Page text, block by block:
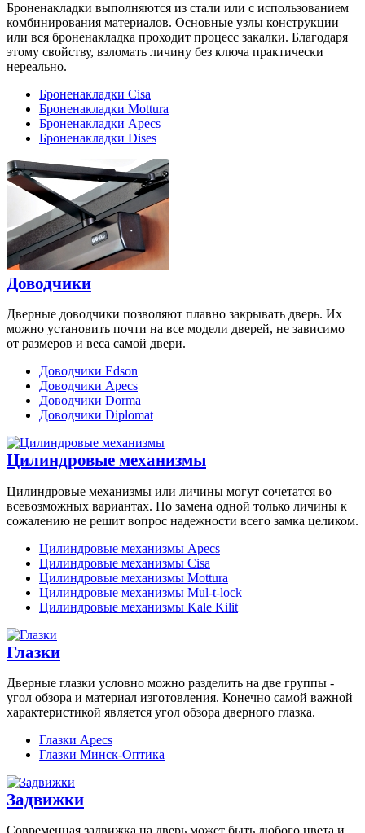
Броненакладки выполняются из стали или с использованием
комбинирования материалов. Основные узлы конструкции
или вся броненакладка проходит процесс закалки. Благодаря
этому свойству, взломать личину без ключа практически
нереально.
Броненакладки Cisa
Броненакладки Mottura
Броненакладки Apecs
Броненакладки Dises
Доводчики
Дверные доводчики позволяют плавно закрывать дверь. Их
можно установить почти на все модели дверей, не зависимо
от размеров и веса самой двери.
Доводчики Edson
Доводчики Apecs
Доводчики Dorma
Доводчики Diplomat
Цилиндровые механизмы
Цилиндровые механизмы или личины могут сочетатся во
всевозможных вариантах. Но замена одной только личины к
сожалению не решит вопрос надежности всего замка целиком.
Цилиндровые механизмы Apecs
Цилиндровые механизмы Cisa
Цилиндровые механизмы Mottura
Цилиндровые механизмы Mul-t-lock
Цилиндровые механизмы Kale Kilit
Глазки
Дверные глазки условно можно разделить на две группы -
угол обзора и материал изготовления. Конечно самой важной
характеристикой является угол обзора дверного глазка.
Глазки Apecs
Глазки Минск-Оптика
Задвижки